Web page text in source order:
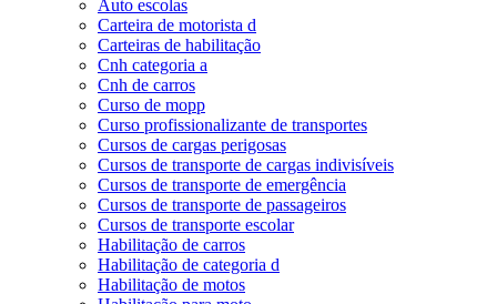
Auto escolas
Carteira de motorista d
Carteiras de habilitação
Cnh categoria a
Cnh de carros
Curso de mopp
Curso profissionalizante de transportes
Cursos de cargas perigosas
Cursos de transporte de cargas indivisíveis
Cursos de transporte de emergência
Cursos de transporte de passageiros
Cursos de transporte escolar
Habilitação de carros
Habilitação de categoria d
Habilitação de motos